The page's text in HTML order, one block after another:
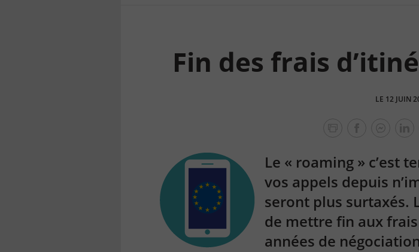
Fin des frais
LE 12 JUIN
Le « roaming » c’est
vos appels depuis
seront plus surtaxés.
de mettre fin aux
années de